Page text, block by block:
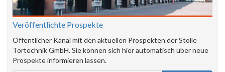
Veröffentlichte Prospekte
Öffentlicher Kanal mit den aktuellen Prospekten der Stolle
Tortechnik GmbH. Sie können sich hier automatisch über neue
Prospekte informieren lassen.